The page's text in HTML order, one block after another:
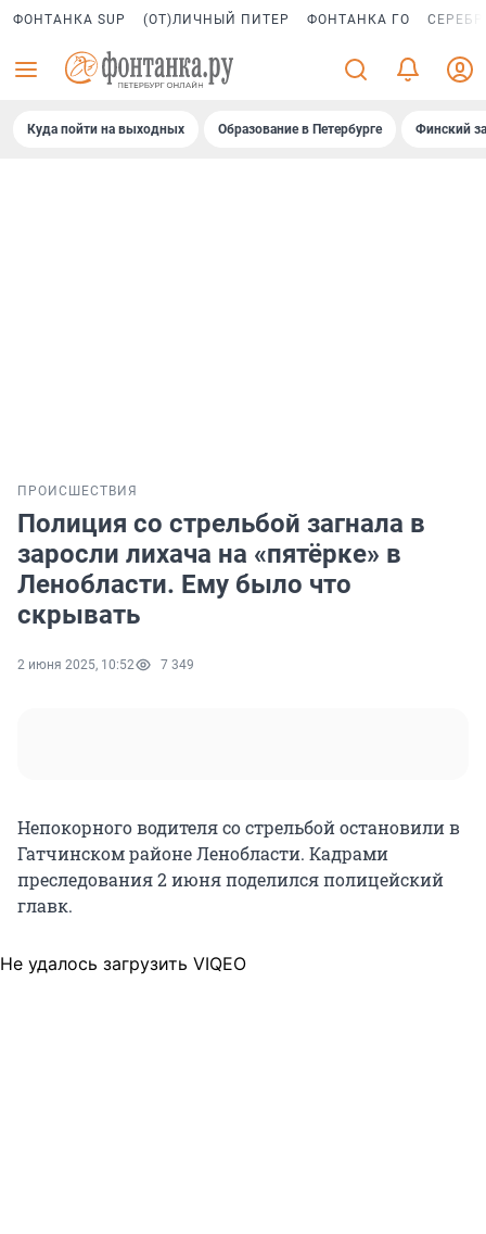
ФОНТАНКА SUP (ОТ)ЛИЧНЫЙ ПИТЕР ФОНТАНКА ГО
Куда пойти на выходных Образование в Петербурге Финский
ПРОИСШЕСТВИЯ
Полиция со стрельбой загнала в
заросли лихача на «пятёрке» в
Ленобласти. Ему было что
скрывать
2 июня 2025, 10:52 7 349
Непокорного водителя со стрельбой остановили в
Гатчинском районе Ленобласти. Кадрами
преследования 2 июня поделился полицейский
главк.
Не удалось загрузить VIQEO